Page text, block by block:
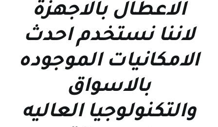
الاعطال بالاجهزة
لاننا نستخدم احدث
الامكانيات الموجوده
بالاسواق
والتكنولوجيا العاليه